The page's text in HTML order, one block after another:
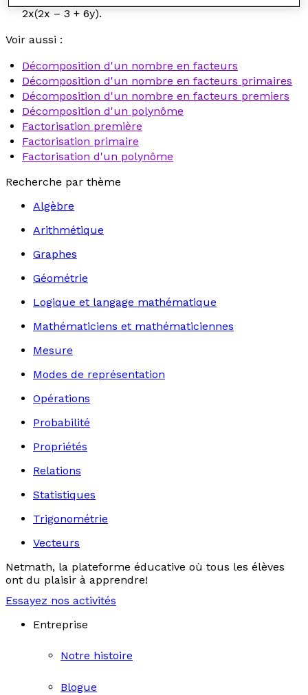
2x(2x – 3 + 6y).
Voir aussi :
Décomposition d'un nombre en facteurs
Décomposition d'un nombre en facteurs primaires
Décomposition d'un nombre en facteurs premiers
Décomposition d'un polynôme
Factorisation première
Factorisation primaire
Factorisation d'un polynôme
Recherche par thème
Algèbre
Arithmétique
Graphes
Géométrie
Logique et langage mathématique
Mathématiciens et mathématiciennes
Mesure
Modes de représentation
Opérations
Probabilité
Propriétés
Relations
Statistiques
Trigonométrie
Vecteurs
Netmath, la plateforme éducative où tous les élèves
ont du plaisir à apprendre!
Essayez nos activités
Entreprise
Notre histoire
Blogue